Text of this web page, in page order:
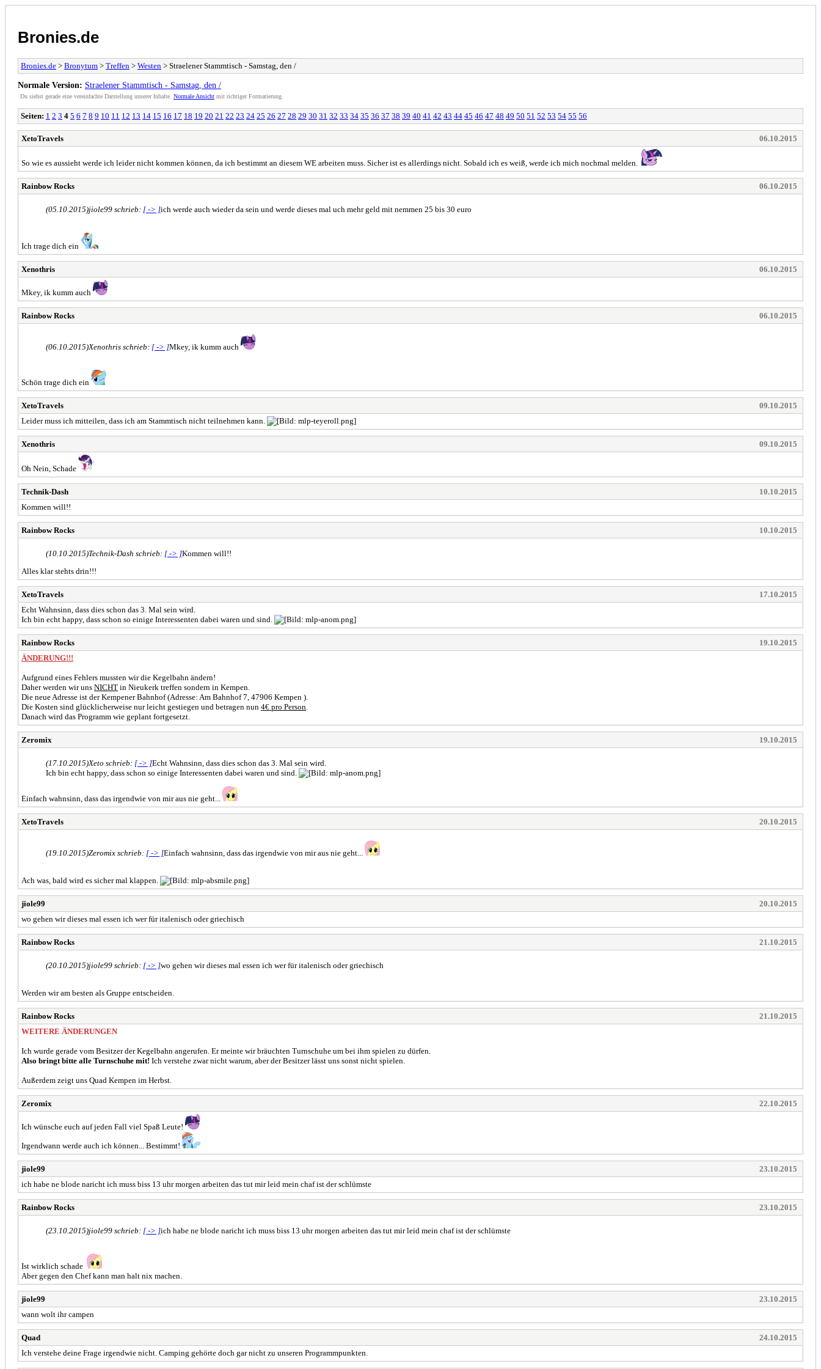
Bronies.de
Bronies.de > Bronytum > Treffen > Westen > Straelener Stammtisch - Samstag, den /
Normale Version: Straelener Stammtisch - Samstag, den /
Du siehst gerade eine vereinfachte Darstellung unserer Inhalte. Normale Ansicht mit richtiger Formatierung.
Seiten: 1 2 3 4 5 6 7 8 9 10 11 12 13 14 15 16 17 18 19 20 21 22 23 24 25 26 27 28 29 30 31 32 33 34 35 36 37 38 39 40 41 42 43 44 45 46 47 48 49 50 51 52 53 54 55 56
XetoTravels 06.10.2015
So wie es aussieht werde ich leider nicht kommen können, da ich bestimmt an diesem WE arbeiten muss. Sicher ist es allerdings nicht. Sobald ich es weiß, werde ich mich nochmal melden.
Rainbow Rocks 06.10.2015
(05.10.2015)jiole99 schrieb: [ -> ]ich werde auch wieder da sein und werde dieses mal uch mehr geld mit nemmen 25 bis 30 euro
Ich trage dich ein
Xenothris 06.10.2015
Mkey, ik kumm auch
Rainbow Rocks 06.10.2015
(06.10.2015)Xenothris schrieb: [ -> ]Mkey, ik kumm auch
Schön trage dich ein
XetoTravels
09.10.2015
Leider muss ich mitteilen, dass ich am Stammtisch nicht teilnehmen kann.
Xenothris 09.10.2015
Oh Nein, Schade
Technik-Dash
10.10.2015
Kommen will!!
Rainbow Rocks 10.10.2015
(10.10.2015)Technik-Dash schrieb: [ -> ]Kommen will!!
Alles klar stehts drin!!!
XetoTravels
17.10.2015
Echt Wahnsinn, dass dies schon das 3. Mal sein wird.
Ich bin echt happy, dass schon so einige Interessenten dabei waren und sind.
Rainbow Rocks
19.10.2015
ÄNDERUNG!!!
Aufgrund eines Fehlers mussten wir die Kegelbahn ändern!
Daher werden wir uns NICHT in Nieukerk treffen sondern in Kempen.
Die neue Adresse ist der Kempener Bahnhof (Adresse: Am Bahnhof 7, 47906 Kempen ).
Die Kosten sind glücklicherweise nur leicht gestiegen und betragen nun 4€ pro Person
Danach wird das Programm wie geplant fortgesetzt.
Zeromix 19.10.2015
(17.10.2015)Xeto schrieb: [ -> ]Echt Wahnsinn, dass dies schon das 3. Mal sein wird.
Ich bin echt happy, dass schon so einige Interessenten dabei waren und sind.
Einfach wahnsinn, dass das irgendwie von mir aus nie geht...
XetoTravels 20.10.2015
(19.10.2015)Zeromix schrieb: [ -> ]Einfach wahnsinn, dass das irgendwie von mir aus nie geht...
Ach was, bald wird es sicher mal klappen.
jiole99
20.10.2015
wo gehen wir dieses mal essen ich wer für italenisch oder griechisch
Rainbow Rocks 21.10.2015
(20.10.2015)jiole99 schrieb: [ -> ]wo gehen wir dieses mal essen ich wer für italenisch oder griechisch
Werden wir am besten als Gruppe entscheiden.
Rainbow Rocks
21.10.2015
WEITERE ÄNDERUNGEN
Ich wurde gerade vom Besitzer der Kegelbahn angerufen. Er meinte wir bräuchten Turnschuhe um bei ihm spielen zu dürfen.
Also bringt bitte alle Turnschuhe mit! Ich verstehe zwar nicht warum, aber der Besitzer lässt uns sonst nicht spielen.
Außerdem zeigt uns Quad Kempen im Herbst.
Zeromix 22.10.2015
Ich wünsche euch auf jeden Fall viel Spaß Leute!
Irgendwann werde auch ich können... Bestimmt!
jiole99
23.10.2015
ich habe ne blode naricht ich muss biss 13 uhr morgen arbeiten das tut mir leid mein chaf ist der schlümste
Rainbow Rocks 23.10.2015
(23.10.2015)jiole99 schrieb: [ -> ]ich habe ne blode naricht ich muss biss 13 uhr morgen arbeiten das tut mir leid mein chaf ist der schlümste
Ist wirklich schade
Aber gegen den Chef kann man halt nix machen.
jiole99
23.10.2015
wann wolt ihr campen
Quad
24.10.2015
Ich verstehe deine Frage irgendwie nicht. Camping gehörte doch gar nicht zu unseren Programmpunkten.